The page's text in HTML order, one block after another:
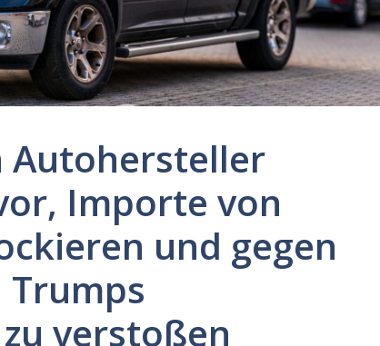
Autohersteller
Importe von
und gegen
Trumps
verstoßen